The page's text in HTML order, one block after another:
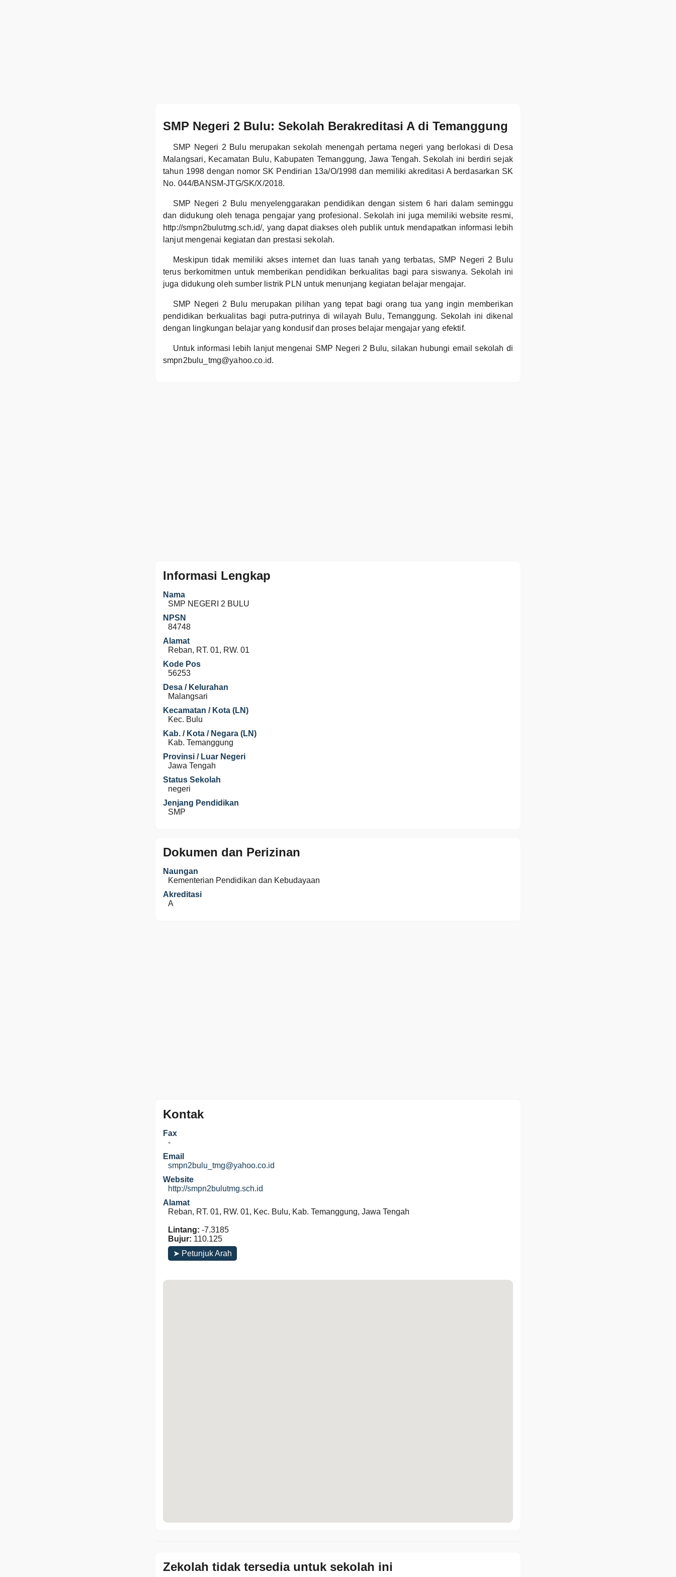
SMP Negeri 2 Bulu: Sekolah Berakreditasi A di Temanggung
SMP Negeri 2 Bulu merupakan sekolah menengah pertama negeri yang berlokasi di Desa
Malangsari, Kecamatan Bulu, Kabupaten Temanggung, Jawa Tengah. Sekolah ini berdiri sejak
tahun 1998 dengan nomor SK Pendirian 13a/O/1998 dan memiliki akreditasi A berdasarkan SK
No. 044/BANSM-JTG/SK/X/2018.
SMP Negeri 2 Bulu menyelenggarakan pendidikan dengan sistem 6 hari dalam seminggu
dan didukung oleh tenaga pengajar yang profesional. Sekolah ini juga memiliki website resmi,
http://smpn2bulutmg.sch.id/, yang dapat diakses oleh publik untuk mendapatkan informasi lebih
lanjut mengenai kegiatan dan prestasi sekolah.
Meskipun tidak memiliki akses internet dan luas tanah yang terbatas, SMP Negeri 2 Bulu
terus berkomitmen untuk memberikan pendidikan berkualitas bagi para siswanya. Sekolah ini
juga didukung oleh sumber listrik PLN untuk menunjang kegiatan belajar mengajar.
SMP Negeri 2 Bulu merupakan pilihan yang tepat bagi orang tua yang ingin memberikan
pendidikan berkualitas bagi putra-putrinya di wilayah Bulu, Temanggung. Sekolah ini dikenal
dengan lingkungan belajar yang kondusif dan proses belajar mengajar yang efektif.
Untuk informasi lebih lanjut mengenai SMP Negeri 2 Bulu, silakan hubungi email sekolah di
smpn2bulu_tmg@yahoo.co.id.
Informasi Lengkap
Nama
SMP NEGERI 2 BULU
NPSN
84748
Alamat
Reban, RT. 01, RW. 01
Kode Pos
56253
Desa / Kelurahan
Malangsari
Kecamatan / Kota (LN)
Kec. Bulu
Kab. / Kota / Negara (LN)
Kab. Temanggung
Provinsi / Luar Negeri
Jawa Tengah
Status Sekolah
negeri
Jenjang Pendidikan
SMP
Dokumen dan Perizinan
Naungan
Kementerian Pendidikan dan Kebudayaan
Akreditasi
A
Kontak
Fax
-
Email
smpn2bulu_tmg@yahoo.co.id
Website
http://smpn2bulutmg.sch.id
Alamat
Reban, RT. 01, RW. 01, Kec. Bulu, Kab. Temanggung, Jawa Tengah
Lintang: -7.3185
Bujur: 110.125
➤ Petunjuk Arah
Zekolah tidak tersedia untuk sekolah ini